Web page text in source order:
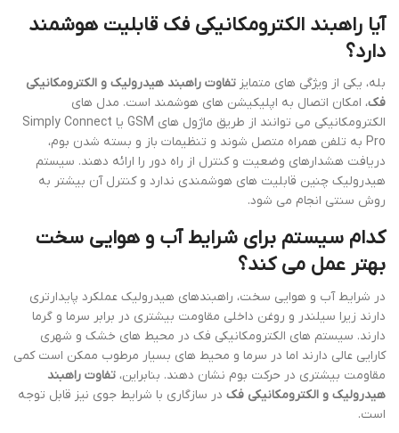
آیا راهبند الکترومکانیکی فک قابلیت هوشمند
دارد؟
بله، یکی از ویژگی های متمایز تفاوت راهبند هیدرولیک و الکترومکانیکی
فک، امکان اتصال به اپلیکیشن های هوشمند است. مدل های
الکترومکانیکی می توانند از طریق ماژول های GSM یا Simply Connect
Pro به تلفن همراه متصل شوند و تنظیمات باز و بسته شدن بوم،
دریافت هشدارهای وضعیت و کنترل از راه دور را ارائه دهند. سیستم
هیدرولیک چنین قابلیت های هوشمندی ندارد و کنترل آن بیشتر به
روش سنتی انجام می شود.
کدام سیستم برای شرایط آب و هوایی سخت
بهتر عمل می کند؟
در شرایط آب و هوایی سخت، راهبندهای هیدرولیک عملکرد پایدارتری
دارند زیرا سیلندر و روغن داخلی مقاومت بیشتری در برابر سرما و گرما
دارند. سیستم های الکترومکانیکی فک در محیط های خشک و شهری
کارایی عالی دارند اما در سرما و محیط های بسیار مرطوب ممکن است کمی
مقاومت بیشتری در حرکت بوم نشان دهند. بنابراین، تفاوت راهبند
هیدرولیک و الکترومکانیکی فک در سازگاری با شرایط جوی نیز قابل توجه
است.